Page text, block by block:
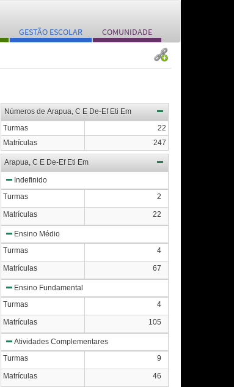
GESTÃO ESCOLAR COMUNIDADE
Números de Arapua, C E De-Ef Eti Em
Turmas
22
Matrículas
247
Arapua, C E De-Ef Eti Em
Indefinido
Turmas
2
Matrículas 22
Ensino Médio
Turmas
4
Matrículas 67
Ensino Fundamental
Turmas
4
Matrículas 105
Atividades Complementares
Turmas
9
Matrículas 46